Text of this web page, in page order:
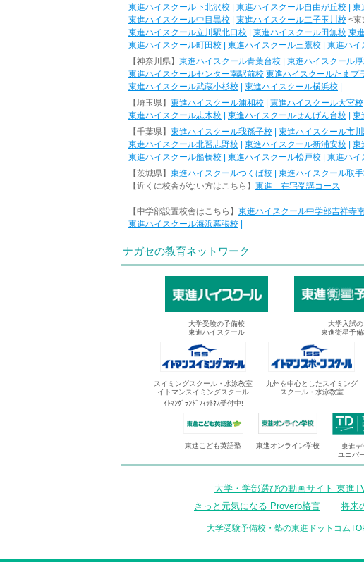
東進ハイスクール下北沢校
東進ハイスクール自由が丘校 東
東進ハイスクール中目黒校
東進ハイスクール二子玉川校 <東
東進ハイスクール立川駅北口校
東進ハイスクール田無校 東
東進ハイスクール町田校
東進ハイスクール三鷹校 東進ハイ
【神奈川県】 東進ハイスクール青葉台校 東進ハイスクール
東進ハイスクールセンター南駅前校 東進ハイスクールたまプ
東進ハイスクール武蔵小杉校
東進ハイスクール横浜校
【埼玉県】 東進ハイスクール浦和校 東進ハイスクール大宮校
東進ハイスクール志木校
東進ハイスクールせんげん台校 東
【千葉県】 東進ハイスクール我孫子校 東進ハイスクール市
東進ハイスクール北習志野校
東進ハイスクール新浦安校 東
東進ハイスクール船橋校
東進ハイスクール松戸校 東進ハイ
【茨城県】 東進ハイスクールつくば校 東進ハイスクール取
【近くに校舎がない方はこちら】 東進 在宅受講コース
【中学部設置校舎はこちら】 東進ハイスクール中学部吉祥寺
東進ハイスクール海浜幕張校
ナガセの教育ネットワーク
大学受験の予備校
東進ハイスクール
大学入試の
東進衛星予備
スイミングスクール・水泳教室
イトマンスイミングスクール
ｲﾄﾏﾝｸﾞﾗﾝﾄﾞﾌｨｯﾄﾈｽ受付中!
九州を中心としたスイミング
スクール・水泳教室
東進こども英語塾 東進オンライン学校
東進デ
ユニバ
大学・学部選びの動画サイト 東進
きっと元気になる Proverb格言
将来
大学受験予備校・塾の東進ドットコム